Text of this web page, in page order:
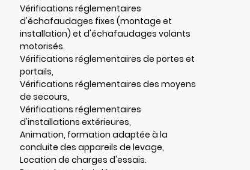
Vérifications réglementaires
d'échafaudages fixes (montage et
installation) et d'échafaudages volants
motorisés.
Vérifications réglementaires de portes et
portails,
Vérifications réglementaires des moyens
de secours,
Vérifications réglementaires
d'installations extérieures,
Animation, formation adaptée à la
conduite des appareils de levage,
Location de charges d'essais.